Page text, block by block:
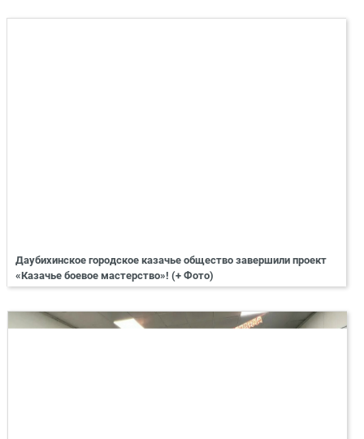
Даубихинское городское казачье общество завершили проект
«Казачье боевое мастерство»! (+ Фото)